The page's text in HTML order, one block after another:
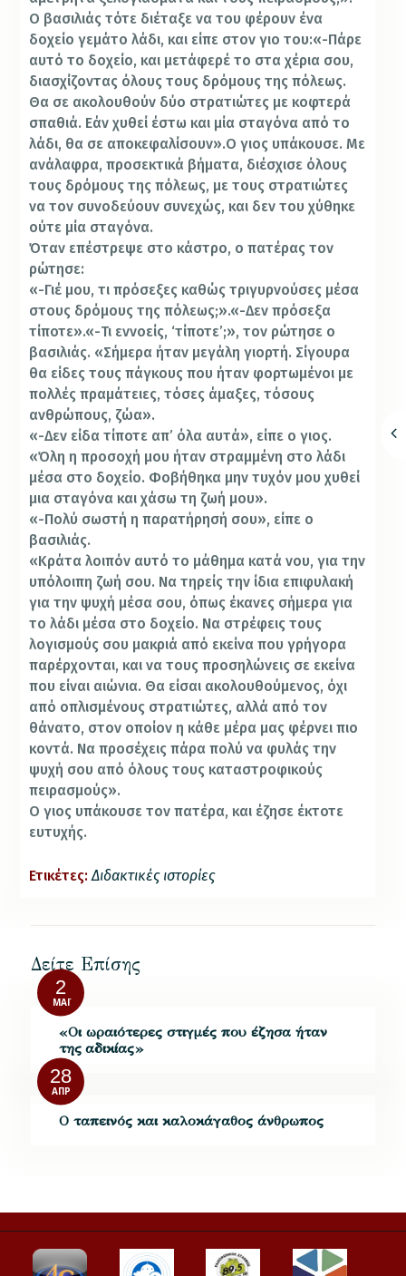
Ο βασιλιάς τότε διέταξε να του φέρουν ένα
δοχείο γεμάτο λάδι, και είπε στον γιο του:«-Πάρε
αυτό το δοχείο, και μετάφερέ το στα χέρια σου,
διασχίζοντας όλους τους δρόμους της πόλεως.
Θα σε ακολουθούν δύο στρατιώτες με κοφτερά
σπαθιά. Εάν χυθεί έστω και μία σταγόνα από το
λάδι, θα σε αποκεφαλίσουν».Ο γιος υπάκουσε. Με
ανάλαφρα, προσεκτικά βήματα, διέσχισε όλους
τους δρόμους της πόλεως, με τους στρατιώτες
να τον συνοδεύουν συνεχώς, και δεν του χύθηκε
ούτε μία σταγόνα.
Όταν επέστρεψε στο κάστρο, ο πατέρας τον
ρώτησε:
«-Γιέ μου, τι πρόσεξες καθώς τριγυρνούσες μέσα
στους δρόμους της πόλεως;».«-Δεν πρόσεξα
τίποτε».«-Τι εννοείς, ‘τίποτε’;», τον ρώτησε ο
βασιλιάς. «Σήμερα ήταν μεγάλη γιορτή. Σίγουρα
θα είδες τους πάγκους που ήταν φορτωμένοι με
πολλές πραμάτειες, τόσες άμαξες, τόσους
ανθρώπους, ζώα».
«-Δεν είδα τίποτε απ’ όλα αυτά», είπε ο γιος.
«Όλη η προσοχή μου ήταν στραμμένη στο λάδι
μέσα στο δοχείο. Φοβήθηκα μην τυχόν μου χυθεί
μια σταγόνα και χάσω τη ζωή μου».
«-Πολύ σωστή η παρατήρησή σου», είπε ο
βασιλιάς.
«Κράτα λοιπόν αυτό το μάθημα κατά νου, για την
υπόλοιπη ζωή σου. Να τηρείς την ίδια επιφυλακή
για την ψυχή μέσα σου, όπως έκανες σήμερα για
το λάδι μέσα στο δοχείο. Να στρέφεις τους
λογισμούς σου μακριά από εκείνα που γρήγορα
παρέρχονται, και να τους προσηλώνεις σε εκείνα
που είναι αιώνια. Θα είσαι ακολουθούμενος, όχι
από οπλισμένους στρατιώτες, αλλά από τον
θάνατο, στον οποίον η κάθε μέρα μας φέρνει πιο
κοντά. Να προσέχεις πάρα πολύ να φυλάς την
ψυχή σου από όλους τους καταστροφικούς
πειρασμούς».
Ο γιος υπάκουσε τον πατέρα, και έζησε έκτοτε
ευτυχής.
Ετικέτες: Διδακτικές ιστορίες
Δείτε Επίσης
2
ΜΆΙ
«Οι ωραιότερες στιγμές που έζησα ήταν
της αδικίας»
28
ΑΠΡ
Ο ταπεινός και καλοκάγαθος άνθρωπος